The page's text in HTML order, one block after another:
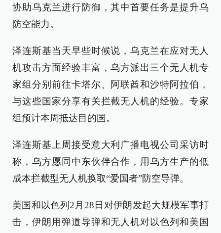
协助乌克兰进行防御，其中首要任务是提升乌
防空能力。
泽连斯基当天早些时候说，乌克兰在应对无人
机攻击方面经验丰富，乌方派出三个无人机专
家组分别前往卡塔尔、阿联酋和沙特阿拉伯，
与这些国家分享有关拦截无人机的经验。专家
组预计本周抵达目的国。
泽连斯基上周接受意大利广播电视公司采访时
称，乌方愿同中东伙伴合作，用乌方生产的低
成本拦截型无人机换取“爱国者”防空导弹。
美国和以色列2月28日对伊朗发起大规模军事打
击，伊朗用弹道导弹和无人机对以色列和美国